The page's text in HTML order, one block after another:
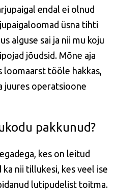
endal ei olnud
üsna tihti
alguse sai ja nii mu koju
jõudsid. Mõne aja
loomaarst tööle hakkas,
juures operatsioone
pakkunud?
kes on leitud
nii tillukesi, kes veel ise
lutipudelist toitma.